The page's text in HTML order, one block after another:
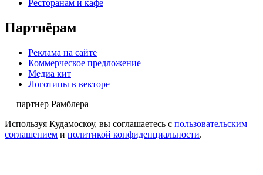
Ресторанам и кафе
Партнёрам
Реклама на сайте
Коммерческое предложение
Медиа кит
Логотипы в векторе
— партнер Рамблера
Используя Кудамоскоу, вы соглашаетесь с пользовательским
соглашением и политикой конфиденциальности.